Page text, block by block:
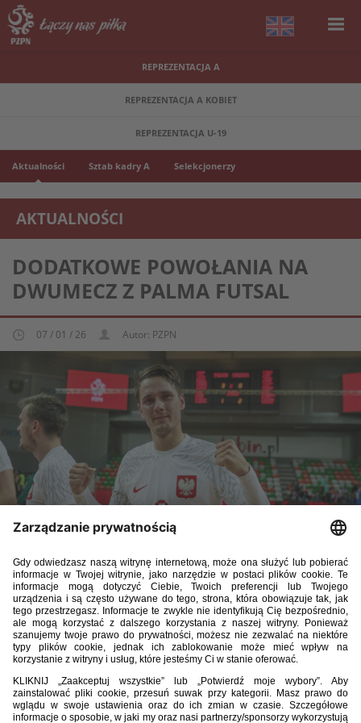
REPREZENTACJA A
REPREZENTACJA A KOBIET
REPREZENTACJA U-19
Aktualności Sztab kadry A Selekcjonerzy
AKTUALNOŚCI
REPREZENTACJA FUTSALU A
DODATKOWE POWOŁANIA NA
DWUMECZ Z PALMA FUTSAL
07 / 01 / 26 Autor: PZPN
Trener reprezentacji Polski w futsalu Błażej Korczyński
poinformował o dodatkowych powołaniach na zgrupowanie
na Majorce, w ramach którego zostanie rozegrany
towarzyski dwumecz z drużyną Palma Futsal (14 stycznia,
16:00; 16 stycznia, 16:00).
Powołani zawodnicy: